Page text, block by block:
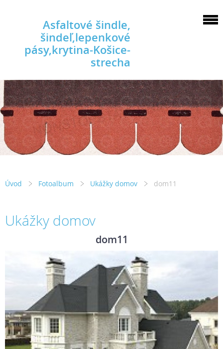
Asfaltové šindle,
šindeľ,lepenkové
pásy,krytina-Košice-
strecha
Úvod Fotoalbum Ukážky domov dom11
Ukážky domov
dom11